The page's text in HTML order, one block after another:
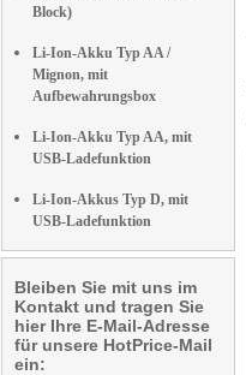
Block)
Li-Ion-Akku Typ AA /
Mignon, mit
Aufbewahrungsbox
Li-Ion-Akku Typ AA, mit
USB-Ladefunktion
Li-Ion-Akkus Typ D, mit
USB-Ladefunktion
Bleiben Sie mit uns im
Kontakt und tragen Sie
hier Ihre E-Mail-Adresse
für unsere HotPrice-Mail
ein: